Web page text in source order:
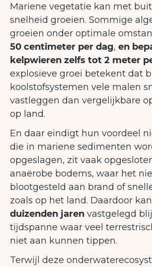
Mariene vegetatie kan met
snelheid groeien. Sommige
groeien onder optimale
50 centimeter per dag, en
kelpwieren zelfs tot 2 meter
explosieve groei betekent dat
koolstofsystemen vele malen
vastleggen dan vergelijkbare
op land.
En daar eindigt hun voordeel
die in mariene sedimenten
opgeslagen, zit vaak
anaërobe bodems, waar het
blootgesteld aan brand of
zoals op het land. Daardoor
duizenden jaren vastgelegd
tijdspanne waar veel
niet aan kunnen tippen.
Terwijl deze